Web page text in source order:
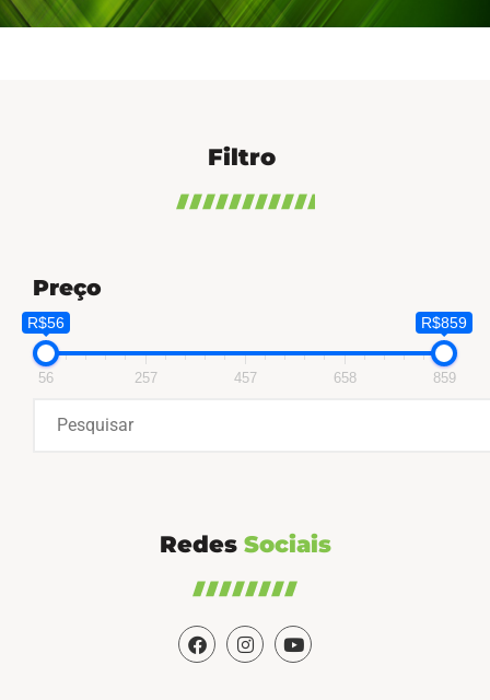
Filtro
Preço
R$56 R$859
56 257 457 658 859
Redes Sociais